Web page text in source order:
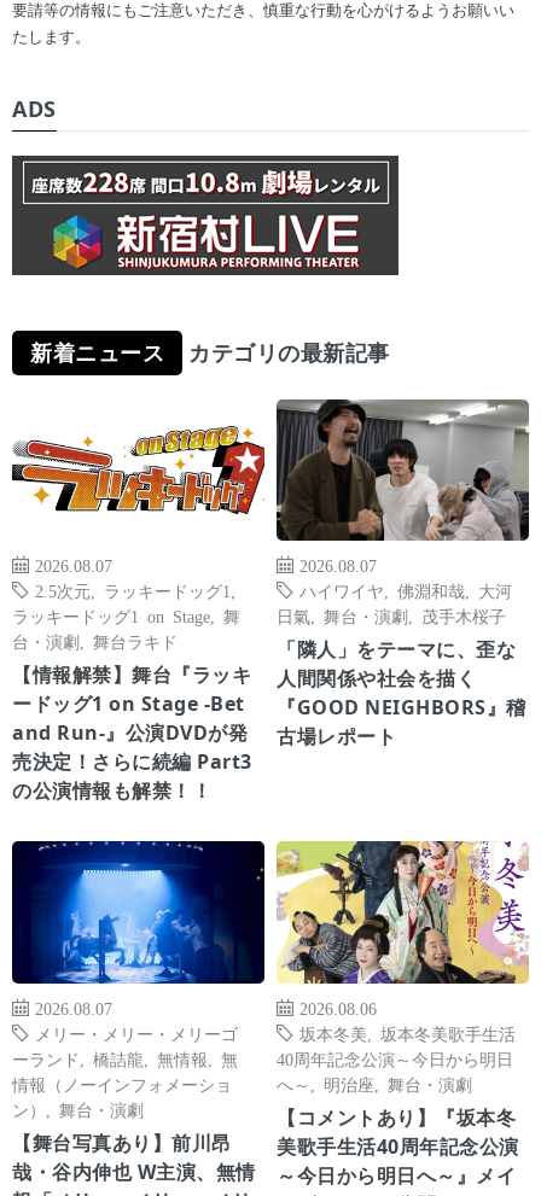
要請等の情報にもご注意いただき、慎重な行動を心がけるようお願いい
たします。
ADS
新着ニュース カテゴリの最新記事
2026.08.07
2.5次元
ラッキードッグ1
ラッキードッグ1 on Stage
舞
台・演劇
舞台ラキド
【情報解禁】舞台『ラッキ
ードッグ1 on Stage -Bet
and Run-』公演DVDが発
売決定！さらに続編 Part3
の公演情報も解禁！！
2026.08.07
ハイワイヤ
佛淵和哉
大河
日氣
舞台・演劇 茂手木桜子
「隣人」をテーマに、歪な
人間関係や社会を描く
『GOOD NEIGHBORS』稽
古場レポート
2026.08.07
メリー・メリー・メリーゴ
ーランド
橋詰龍 無情報
無
情報（ノーインフォメーショ
ン）
舞台・演劇
【舞台写真あり】前川昂
哉・谷内伸也 W主演、無情
2026.08.06
坂本冬美
坂本冬美歌手生活
40周年記念公演～今日から明日
へ～
明治座 舞台・演劇
【コメントあり】『坂本冬
美歌手生活40周年記念公演
～今日から明日へ～』メイ